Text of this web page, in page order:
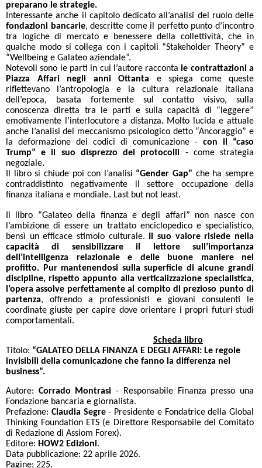
preparano le strategie.
Interessante anche il capitolo dedicato all’analisi del ruolo delle
fondazioni bancarie, descritte come il perfetto punto d’incontro
tra logiche di mercato e benessere della collettività, che in
qualche modo si collega con i capitoli “Stakeholder Theory” e
“Wellbeing e Galateo aziendale”.
Notevoli sono le parti in cui l’autore racconta le contrattazioni a
Piazza Affari negli anni Ottanta e spiega come queste
riflettevano l’antropologia e la cultura relazionale italiana
dell’epoca, basata fortemente sul contatto visivo, sulla
conoscenza diretta tra le parti e sulla capacità di “leggere”
emotivamente l’interlocutore a distanza. Molto lucida e attuale
anche l’analisi del meccanismo psicologico detto “Ancoraggio” e
la deformazione dei codici di comunicazione - con il “caso
Trump” e il suo disprezzo dei protocolli - come strategia
negoziale.
Il libro si chiude poi con l’analisi “Gender Gap” che ha sempre
contraddistinto negativamente il settore occupazione della
finanza italiana e mondiale. Last but not least.
Il libro “Galateo della finanza e degli affari” non nasce con
l’ambizione di essere un trattato enciclopedico e specialistico,
bensì un efficace stimolo culturale.
Il suo valore risiede nella
capacità di sensibilizzare il lettore sull’importanza
dell’intelligenza relazionale e delle buone maniere nel
profitto.
Pur mantenendosi sulla superficie di alcune grandi
discipline, rispetto appunto alla verticalizzazione specialistica,
l’opera assolve perfettamente al compito di prezioso punto di
partenza, offrendo a professionisti e giovani consulenti le
coordinate giuste per capire dove orientare i propri futuri studi
comportamentali.
Scheda libro
Titolo: “GALATEO DELLA FINANZA E DEGLI AFFARI: Le regole
invisibili della comunicazione che fanno la differenza nel
business”.
Autore: Corrado Montrasi - Responsabile Finanza presso una
Fondazione bancaria e giornalista.
Prefazione: Claudia Segre- Presidente e Fondatrice della Global
Thinking Foundation ETS (e Direttore Responsabile del Comitato
di Redazione di Assiom Forex).
Editore: HOW2 Edizioni.
Data pubblicazione: 22 aprile 2026.
Pagine: 225.